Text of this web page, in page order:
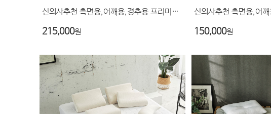
신의사추천 측면용,어깨용,경추용 프리미엄 베개..
215,000원 150,000원